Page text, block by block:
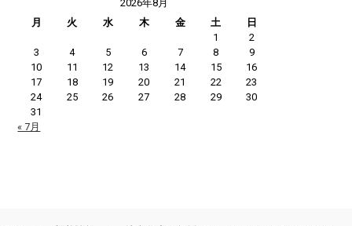
2026年8月
月
火 水 木 金 土
日
1
2
3
4 5 6 7 8
9
10
11 12 13 14 15
16
17
18 19 20 21 22
23
24
25 26 27 28 29
30
31
« 7月